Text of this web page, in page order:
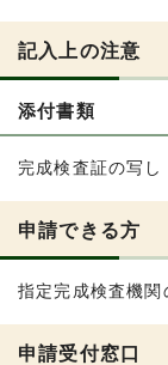
記入上の注意
添付書類
完成検査証の写し
申請できる方
指定完成検査機
申請受付窓口